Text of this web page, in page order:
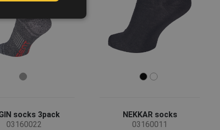
socks 3pack
03160022
NEKKAR socks
03160011
DUTCH